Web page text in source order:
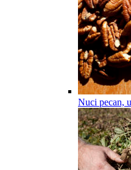
Nuci pecan,